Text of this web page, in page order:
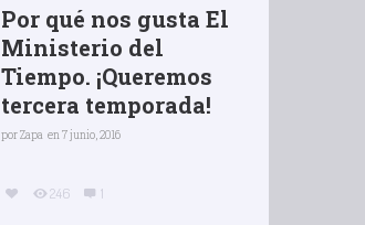
Por qué nos gusta El
Ministerio del
Tiempo. ¡Queremos
tercera temporada!
porZapa en 7 junio, 2016
246 1